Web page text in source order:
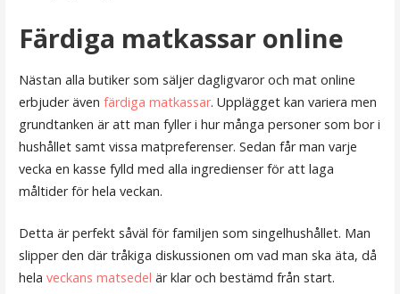
Färdiga matkassar online
Nästan alla butiker som säljer dagligvaror och mat online
erbjuder även färdiga matkassar. Upplägget kan variera men
grundtanken är att man fyller i hur många personer som bor i
hushållet samt vissa matpreferenser. Sedan får man varje
vecka en kasse fylld med alla ingredienser för att laga
måltider för hela veckan.
Detta är perfekt såväl för familjen som singelhushållet. Man
slipper den där tråkiga diskussionen om vad man ska äta, då
hela veckans matsedel är klar och bestämd från start.